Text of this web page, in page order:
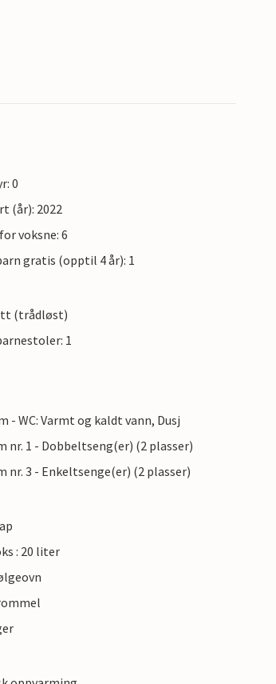
0
(år): 2022
voksne: 6
gratis (opptil 4 år): 1
(trådløst)
1
- WC: Varmt og kaldt vann, Dusj
nr. 1 - Dobbeltseng(er) (2 plasser)
nr. 3 - Enkeltsenge(er) (2 plasser)
: 20 liter